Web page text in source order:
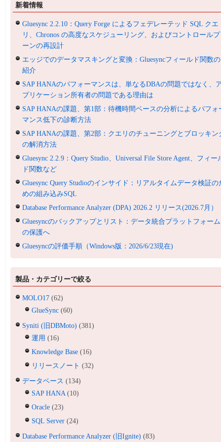
新着情報
Gluesync 2.2.10：Query Forge によるフェデレーテッド SQL クエ
リ、Chronos の高度なスケジューリング、およびコントロール
ーンの再設計
エッジでのデータマスキングと変換：Gluesyncフィールド関数の
紹介
SAP HANAのパフォーマンスは、単なるDBAの問題ではなく、
プリケーション所有者の問題である理由は
SAP HANAの課題、第1部：待機時間ベースの分析によるパフォ
マンス低下の診断方法
SAP HANAの課題、第2部：クエリのチューニングとブロッキン
の解消方法
Gluesync 2.2.9：Query Studio、Universal File Store Agent、フィー
ド関数など
Gluesync Query Studioのインサイド：リアルタイムデータ検証の
めの組み込みSQL
Database Performance Analyzer (DPA) 2026.2 リリース(2026.7月）
Gluesyncのバックアップとリスト：データ統合プラットフォーム
の保護へ
Gluesyncの評価手順（Windows版：2026/6/23現在)
製品・カテゴリーで絞る
MOLO17 (62)
GlueSync (60)
Syniti (旧DBMoto) (381)
運用 (16)
Knowledge Base (16)
リリースノート (32)
データベース (134)
SAP HANA (10)
Oracle (23)
SQL Server (24)
Database Performance Analyzer (旧Ignite) (83)